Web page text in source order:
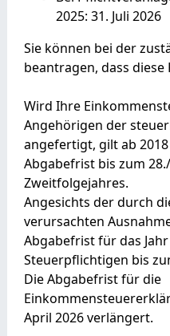
2025: 31. Juli 2026
Sie können bei der
beantragen, dass
Wird Ihre
Angehörigen der
angefertigt, gilt ab
Abgabefrist bis zum
Zweitfolgejahres.
Angesichts der durch
verursachten
Abgabefrist für das
Steuerpflichtigen bis
Die Abgabefrist für die
April 2026 verlängert.